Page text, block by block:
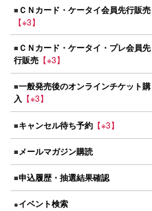
■ＣＮカード・ケータイ会員先行販売
【※3】
■ＣＮカード・ケータイ・プレ会員先
行販売 【※3】
■一般発売後のオンラインチケット購
入 【※3】
■キャンセル待ち予約 【※3】
■メールマガジン購読
■申込履歴・抽選結果確認
●イベント検索